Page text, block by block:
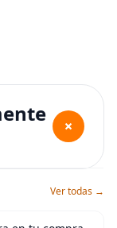
+
Ver todas →